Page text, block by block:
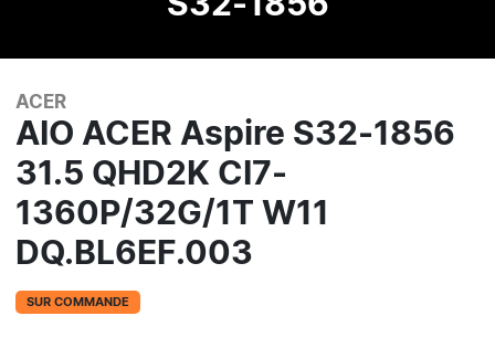
ACER
AIO ACER Aspire S32-1856
31.5 QHD2K CI7-
1360P/32G/1T W11
DQ.BL6EF.003
SUR COMMANDE